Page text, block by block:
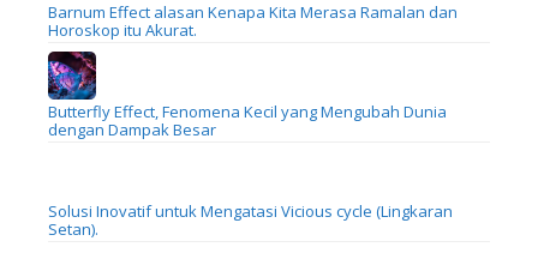
Barnum Effect alasan Kenapa Kita Merasa Ramalan dan
Horoskop itu Akurat.
Butterfly Effect, Fenomena Kecil yang Mengubah Dunia
dengan Dampak Besar
Solusi Inovatif untuk Mengatasi Vicious cycle (Lingkaran
Setan).